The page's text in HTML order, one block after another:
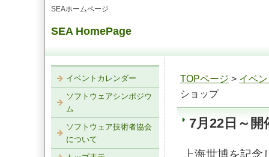
SEAホームページ
SEA HomePage
TOPページ > イベ
ショップ
7月22日～
上海世博を記
イベントカレンダー
ソフトウェアシンポジウ
ム
ソフトウェア技術者協会
について